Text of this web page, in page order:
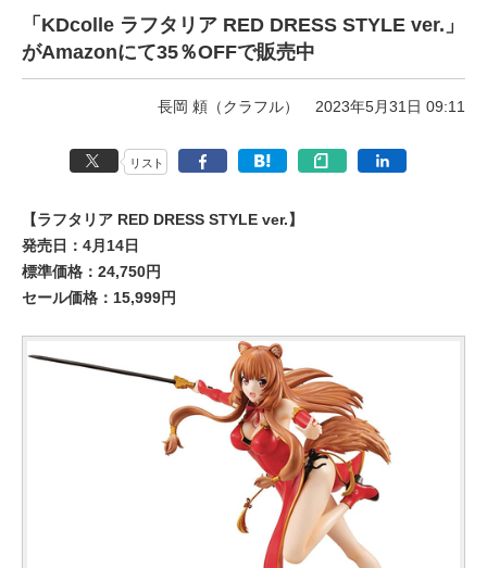
「KDcolle ラフタリア RED DRESS STYLE ver.」
がAmazonにて35％OFFで販売中
長岡 頼（クラフル） 2023年5月31日 09:11
リスト
【ラフタリア RED DRESS STYLE ver.】
発売日：4月14日
標準価格：24,750円
セール価格：15,999円